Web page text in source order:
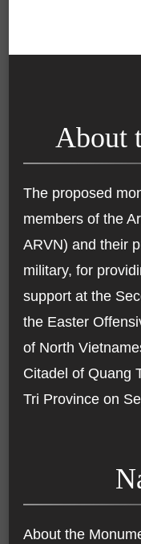
About
The proposed
members of the
ARVN) and their
military, for
support at the
the Easter
of North
Citadel of Quang
Tri Province on
About the